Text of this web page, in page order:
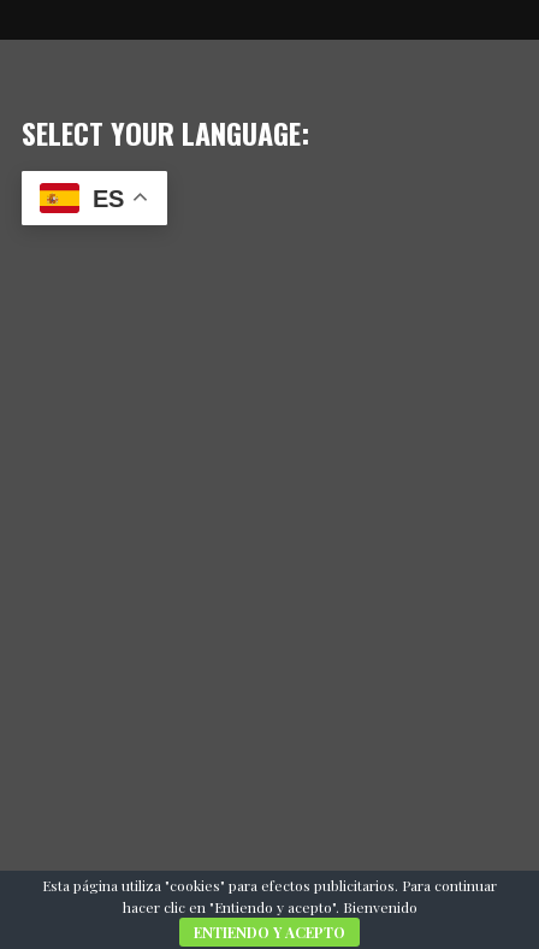
SELECT YOUR LANGUAGE:
ES
COMUNÍCATE CON NOSOTROS
Esta página utiliza "cookies" para efectos publicitarios. Para continuar
hacer clic en "Entiendo y acepto". Bienvenido
ENTIENDO Y ACEPTO